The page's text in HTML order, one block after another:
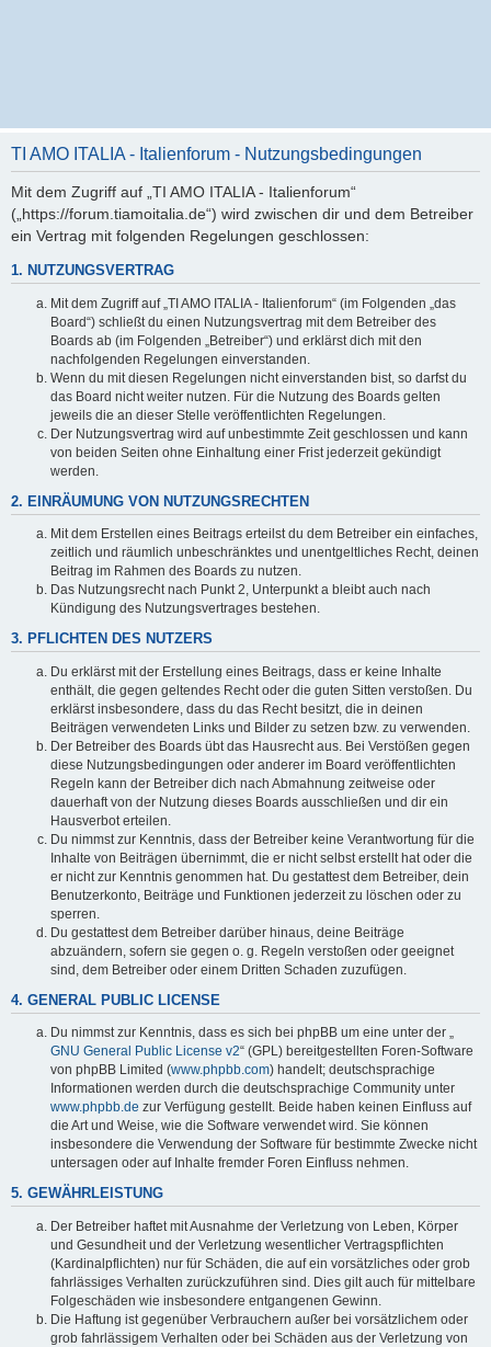
TI AMO ITALIA - Italienforum - Nutzungsbedingungen
Mit dem Zugriff auf „TI AMO ITALIA - Italienforum“
(„https://forum.tiamoitalia.de“) wird zwischen dir und dem Betreiber
ein Vertrag mit folgenden Regelungen geschlossen:
1. NUTZUNGSVERTRAG
Mit dem Zugriff auf „TI AMO ITALIA - Italienforum“ (im Folgenden „das
Board“) schließt du einen Nutzungsvertrag mit dem Betreiber des
Boards ab (im Folgenden „Betreiber“) und erklärst dich mit den
nachfolgenden Regelungen einverstanden.
Wenn du mit diesen Regelungen nicht einverstanden bist, so darfst du
das Board nicht weiter nutzen. Für die Nutzung des Boards gelten
jeweils die an dieser Stelle veröffentlichten Regelungen.
Der Nutzungsvertrag wird auf unbestimmte Zeit geschlossen und kann
von beiden Seiten ohne Einhaltung einer Frist jederzeit gekündigt
werden.
2. EINRÄUMUNG VON NUTZUNGSRECHTEN
Mit dem Erstellen eines Beitrags erteilst du dem Betreiber ein einfaches,
zeitlich und räumlich unbeschränktes und unentgeltliches Recht, deinen
Beitrag im Rahmen des Boards zu nutzen.
Das Nutzungsrecht nach Punkt 2, Unterpunkt a bleibt auch nach
Kündigung des Nutzungsvertrages bestehen.
3. PFLICHTEN DES NUTZERS
Du erklärst mit der Erstellung eines Beitrags, dass er keine Inhalte
enthält, die gegen geltendes Recht oder die guten Sitten verstoßen. Du
erklärst insbesondere, dass du das Recht besitzt, die in deinen
Beiträgen verwendeten Links und Bilder zu setzen bzw. zu verwenden.
Der Betreiber des Boards übt das Hausrecht aus. Bei Verstößen gegen
diese Nutzungsbedingungen oder anderer im Board veröffentlichten
Regeln kann der Betreiber dich nach Abmahnung zeitweise oder
dauerhaft von der Nutzung dieses Boards ausschließen und dir ein
Hausverbot erteilen.
Du nimmst zur Kenntnis, dass der Betreiber keine Verantwortung für die
Inhalte von Beiträgen übernimmt, die er nicht selbst erstellt hat oder die
er nicht zur Kenntnis genommen hat. Du gestattest dem Betreiber, dein
Benutzerkonto, Beiträge und Funktionen jederzeit zu löschen oder zu
sperren.
Du gestattest dem Betreiber darüber hinaus, deine Beiträge
abzuändern, sofern sie gegen o. g. Regeln verstoßen oder geeignet
sind, dem Betreiber oder einem Dritten Schaden zuzufügen.
4. GENERAL PUBLIC LICENSE
Du nimmst zur Kenntnis, dass es sich bei phpBB um eine unter der „
GNU General Public License v2“ (GPL) bereitgestellten Foren-Software
von phpBB Limited (www.phpbb.com) handelt; deutschsprachige
Informationen werden durch die deutschsprachige Community unter
www.phpbb.de zur Verfügung gestellt. Beide haben keinen Einfluss auf
die Art und Weise, wie die Software verwendet wird. Sie können
insbesondere die Verwendung der Software für bestimmte Zwecke nicht
untersagen oder auf Inhalte fremder Foren Einfluss nehmen.
5. GEWÄHRLEISTUNG
Der Betreiber haftet mit Ausnahme der Verletzung von Leben, Körper
und Gesundheit und der Verletzung wesentlicher Vertragspflichten
(Kardinalpflichten) nur für Schäden, die auf ein vorsätzliches oder grob
fahrlässiges Verhalten zurückzuführen sind. Dies gilt auch für mittelbare
Folgeschäden wie insbesondere entgangenen Gewinn.
Die Haftung ist gegenüber Verbrauchern außer bei vorsätzlichem oder
grob fahrlässigem Verhalten oder bei Schäden aus der Verletzung von